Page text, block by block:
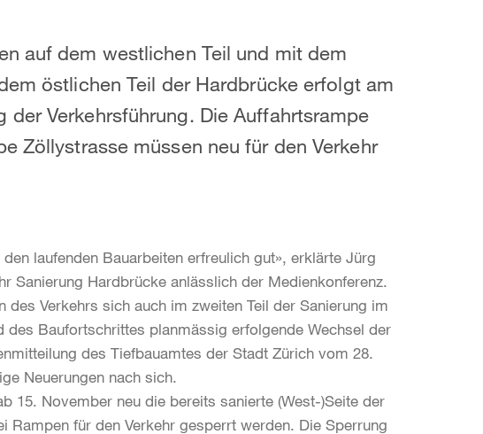
auf dem westlichen Teil und mit dem
östlichen Teil der Hardbrücke erfolgt am
Verkehrsführung. Die Auffahrtsrampe
Zöllystrasse müssen neu für den Verkehr
laufenden Bauarbeiten erfreulich gut», erklärte Jürg
Sanierung Hardbrücke anlässlich der Medienkonferenz.
Verkehrs sich auch im zweiten Teil der Sanierung im
des Baufortschrittes planmässig erfolgende Wechsel der
des Tiefbauamtes der Stadt Zürich vom 28.
Neuerungen nach sich.
15. November neu die bereits sanierte (West-)Seite der
Rampen für den Verkehr gesperrt werden. Die Sperrung